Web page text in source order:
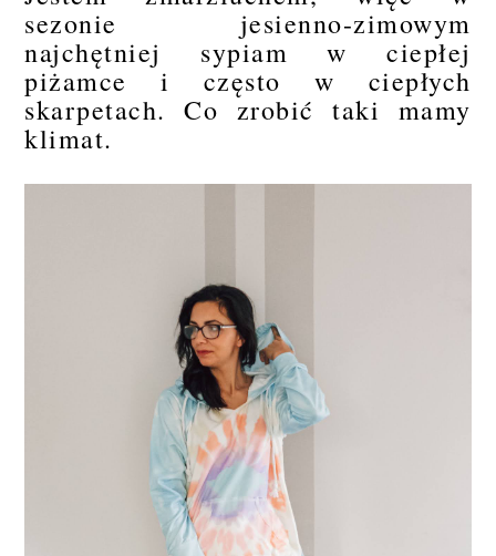
sezonie jesienno-zimowym
najchętniej sypiam w ciepłej
piżamce i często w ciepłych
skarpetach. Co zrobić taki mamy
klimat.